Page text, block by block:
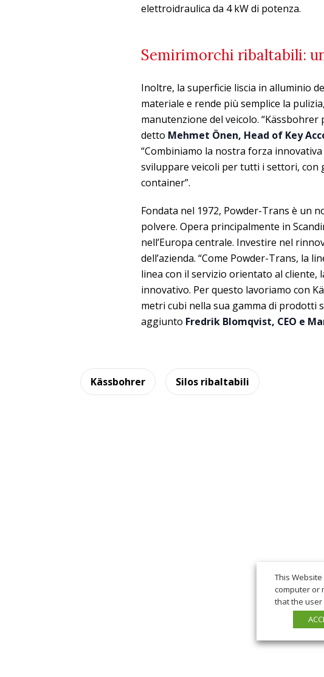
elettroidraulica da 4 kW di potenza.
Semirimorchi ribaltabili:
Inoltre, la superficie liscia in alluminio
materiale e rende più semplice la
manutenzione del veicolo.
detto Mehmet Önen, Head of Key
“Combiniamo la nostra forza
sviluppare veicoli per tutti i settori,
container”.
Fondata nel 1972, Powder-Trans è un
polvere. Opera principalmente in
nell’Europa centrale. Investire nel
dell’azienda. “Come Powder-Trans, la
linea con il servizio orientato al cliente,
innovativo. Per questo lavoriamo con
metri cubi nella sua gamma di prodotti
aggiunto Fredrik Blomqvist, CEO e
Kässbohrer Silos ribaltabili
This
computer or
that the